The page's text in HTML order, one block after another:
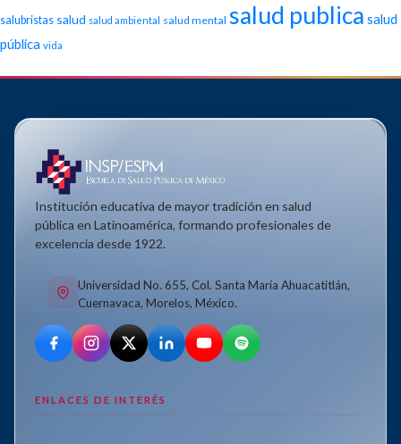
salubristas salud salud ambiental salud mental salud publica salud
pública vida
Institución educativa de mayor tradición en salud
pública en Latinoamérica, formando profesionales de
excelencia desde 1922.
Universidad No. 655, Col. Santa María Ahuacatitlán,
Cuernavaca, Morelos, México.
ENLACES DE INTERÉS